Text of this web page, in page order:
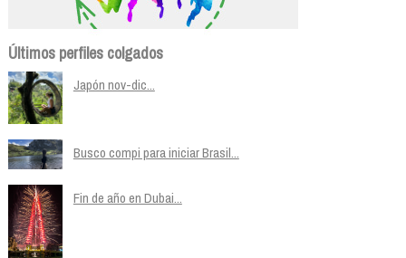
Últimos perfiles colgados
Japón nov-dic...
Busco compi para iniciar Brasil...
Fin de año en Dubai...